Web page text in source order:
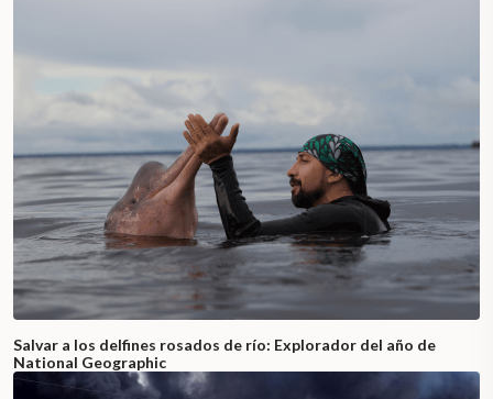
Salvar a los delfines rosados de río: Explorador del año de
National Geographic